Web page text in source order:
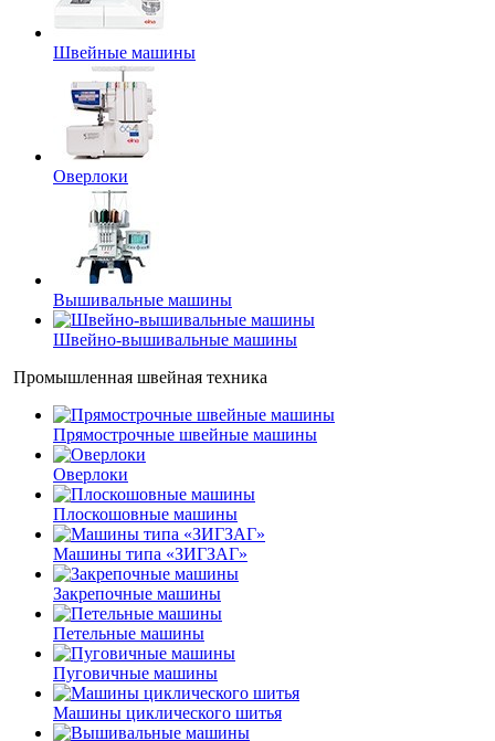
Швейные машины
Оверлоки
Вышивальные машины
Швейно-вышивальные машины
Промышленная швейная техника
Прямострочные швейные машины
Оверлоки
Плоскошовные машины
Машины типа «ЗИГЗАГ»
Закрепочные машины
Петельные машины
Пуговичные машины
Машины циклического шитья